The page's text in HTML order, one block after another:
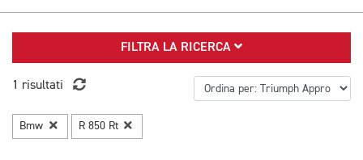
FILTRA LA RICERCA
1 risultati
Bmw R 850 Rt